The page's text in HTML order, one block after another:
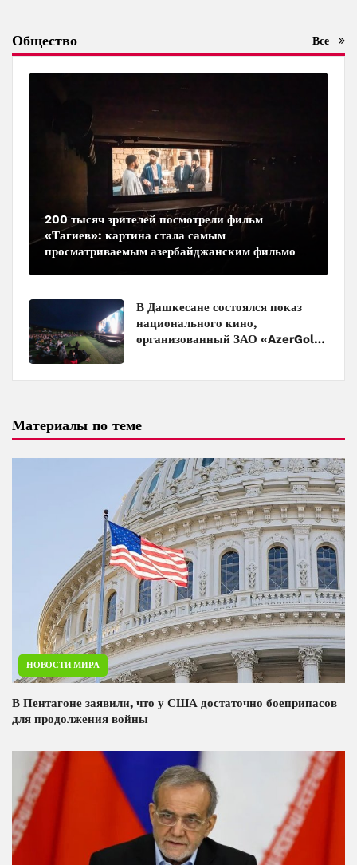
Общество Все
200 тысяч зрителей посмотрели фильм
«Тагиев»: картина стала самым
просматриваемым азербайджанским фильмом
В Дашкесане состоялся показ
национального кино,
организованный ЗАО «AzerGold»
Материалы по теме
НОВОСТИ МИРА
В Пентагоне заявили, что у США достаточно боеприпасов
для продолжения войны